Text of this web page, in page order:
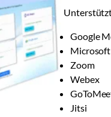
Google
Microsoft
Zoom
Webex
Jitsi